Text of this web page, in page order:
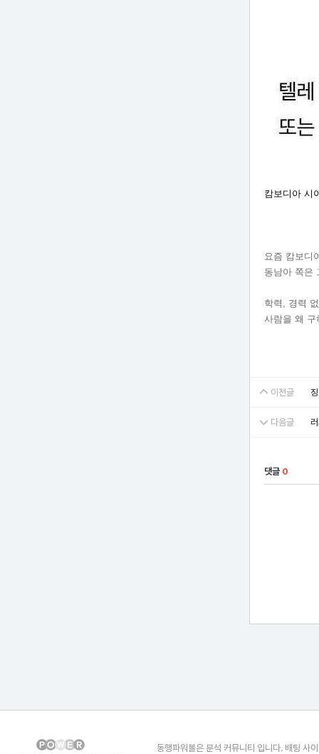
캄보디아 시
요즘 캄보디
동남아 쪽은
학력, 경력
사람을 왜
이전글
다음글
댓글 0
동행파워볼은 분석 커뮤니티 입니다. 배팅 사